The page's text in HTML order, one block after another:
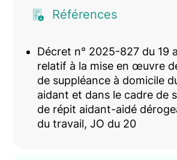
Références
Décret n° 2025-827 du 19
relatif à la mise en œuvre
de suppléance à domicile
aidant et dans le cadre de
de répit aidant-aidé
du travail, JO du 20